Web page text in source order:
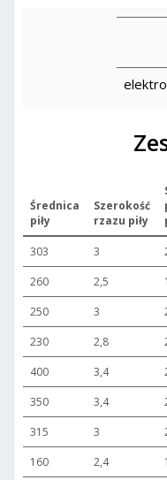
Średnica
piły
Szerokość
rzazu piły
303 3
260
2,5
250
3
230
2,8
400
3,4
350
3,4
315
3
160
2,4